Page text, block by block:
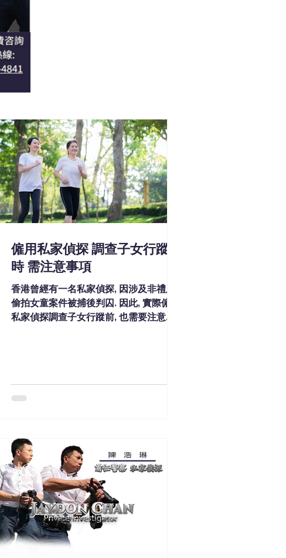
僱用私家偵探 調查子女行蹤
時 需注意事項
香港曾經有一名私家偵探, 因涉及非禮及
偷拍女童案件被捕後判囚. 因此, 實際僱用
私家偵探調查子女行蹤前, 也需要注意一